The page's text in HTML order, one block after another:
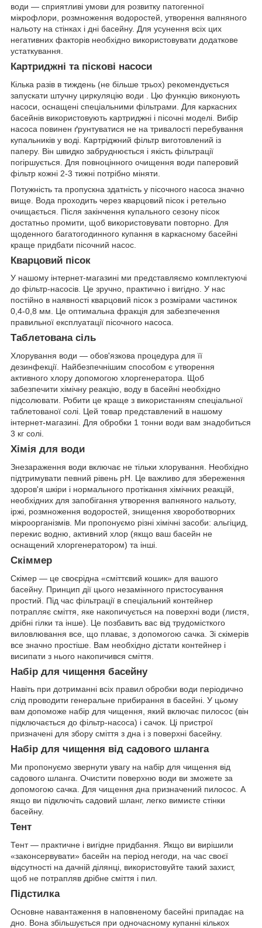
води — сприятливі умови для розвитку патогенної
мікрофлори, розмноження водоростей, утворення вапняного
нальоту на стінках і дні басейну. Для усунення всіх цих
негативних факторів необхідно використовувати додаткове
устаткування.
Картриджні та піскові насоси
Кілька разів в тиждень (не більше трьох) рекомендується
запускати штучну циркуляцію води . Цю функцію виконують
насоси, оснащені спеціальними фільтрами. Для каркасних
басейнів використовують картриджні і пісочні моделі. Вибір
насоса повинен ґрунтуватися не на тривалості перебування
купальників у воді. Картріджний фільтр виготовлений із
паперу. Він швидко забруднюється і якість фільтрації
погіршується. Для повноцінного очищення води паперовий
фільтр кожні 2-3 тижні потрібно міняти.
Потужність та пропускна здатність у пісочного насоса значно
вище. Вода проходить через кварцовий пісок і ретельно
очищається. Після закінчення купального сезону пісок
достатньо промити, щоб використовувати повторно. Для
щоденного багатогодинного купання в каркасному басейні
краще придбати пісочний насос.
Кварцовий пісок
У нашому інтернет-магазині ми представляємо комплектуючі
до фільтр-насосів. Це зручно, практично і вигідно. У нас
постійно в наявності кварцовий пісок з розмірами частинок
0,4-0,8 мм. Це оптимальна фракція для забезпечення
правильної експлуатації пісочного насоса.
Таблетована сіль
Хлорування води — обов'язкова процедура для її
дезинфекції. Найбезпечнішим способом є утворення
активного хлору допомогою хлоргенератора. Щоб
забезпечити хімічну реакцію, воду в басейні необхідно
підсолювати. Робити це краще з використанням спеціальної
таблетованої солі. Цей товар представлений в нашому
інтернет-магазині. Для обробки 1 тонни води вам знадобиться
3 кг солі.
Хімія для води
Знезараження води включає не тільки хлорування. Необхідно
підтримувати певний рівень рН. Це важливо для збереження
здоров'я шкіри і нормального протікання хімічних реакцій,
необхідних для запобігання утворення вапняного нальоту,
іржі, розмноження водоростей, знищення хвороботворних
мікроорганізмів. Ми пропонуємо різні хімічні засоби: альгіцид,
перекис водню, активний хлор (якщо ваш басейн не
оснащений хлоргенератором) та інші.
Скіммер
Скімер — це своєрідна «сміттєвий кошик» для вашого
басейну. Принцип дії цього незамінного пристосування
простий. Під час фільтрації в спеціальний контейнер
потрапляє сміття, яке накопичується на поверхні води (листя,
дрібні гілки та інше). Це позбавить вас від трудомісткого
виловлювання все, що плаває, з допомогою сачка. Зі скімерів
все значно простіше. Вам необхідно дістати контейнер і
висипати з нього накопичився сміття.
Набір для чищення басейну
Навіть при дотриманні всіх правил обробки води періодично
слід проводити генеральне прибирання в басейні. У цьому
вам допоможе набір для чищення, який включає пилосос (він
підключається до фільтр-насоса) і сачок. Ці пристрої
призначені для збору сміття з дна і з поверхні басейну.
Набір для чищення від садового шланга
Ми пропонуємо звернути увагу на набір для чищення від
садового шланга. Очистити поверхню води ви зможете за
допомогою сачка. Для чищення дна призначений пилосос. А
якщо ви підключіть садовий шланг, легко вимиєте стінки
басейну.
Тент
Тент — практичне і вигідне придбання. Якщо ви вирішили
«законсервувати» басейн на період негоди, на час своєї
відсутності на дачній ділянці, використовуйте такий захист,
щоб не потрапляв дрібне сміття і пил.
Підстилка
Основне навантаження в наповненому басейні припадає на
дно. Вона збільшується при одночасному купанні кількох